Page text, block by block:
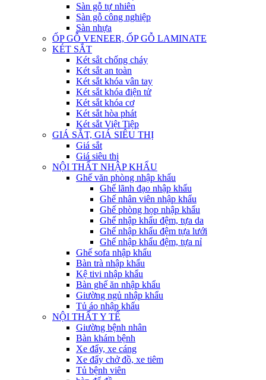
Sàn gỗ tự nhiên
Sàn gỗ công nghiệp
Sàn nhựa
ỐP GỖ VENEER, ỐP GỖ LAMINATE
KÉT SẮT
Két sắt chống cháy
Két sắt an toàn
Két sắt khóa vân tay
Két sắt khóa điện tử
Két sắt khóa cơ
Két sắt hòa phát
Két sắt Việt Tiệp
GIÁ SẮT, GIÁ SIÊU THỊ
Giá sắt
Giá siêu thị
NỘI THẤT NHẬP KHẨU
Ghế văn phòng nhập khẩu
Ghế lãnh đạo nhập khẩu
Ghế nhân viên nhập khẩu
Ghế phòng họp nhập khẩu
Ghế nhập khẩu đệm, tựa da
Ghế nhập khẩu đệm tựa lưới
Ghế nhập khẩu đệm, tựa nỉ
Ghế sofa nhập khẩu
Bàn trà nhập khẩu
Kệ tivi nhập khẩu
Bàn ghế ăn nhập khẩu
Giường ngủ nhập khẩu
Tủ áo nhập khẩu
NỘI THẤT Y TẾ
Giường bệnh nhân
Bàn khám bệnh
Xe đẩy, xe cáng
Xe đẩy chở đồ, xe tiêm
Tủ bệnh viên